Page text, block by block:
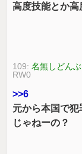
高度技能とか
109:名無しどんぶ
RW0
>>6
元から本国で
じゃねーの？